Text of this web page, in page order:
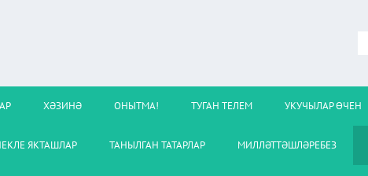
ХӘЗИНӘ ОНЫТМА! ТУГАН ТЕЛЕМ УКУЧЫЛАР ӨЧЕН
ЯКТАШЛАР ТАНЫЛГАН ТАТАРЛАР МИЛЛӘТТӘШЛӘРЕБЕЗ